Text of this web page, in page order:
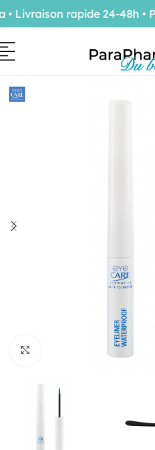
Cliquez pour agrandir
rapide 24-48h •